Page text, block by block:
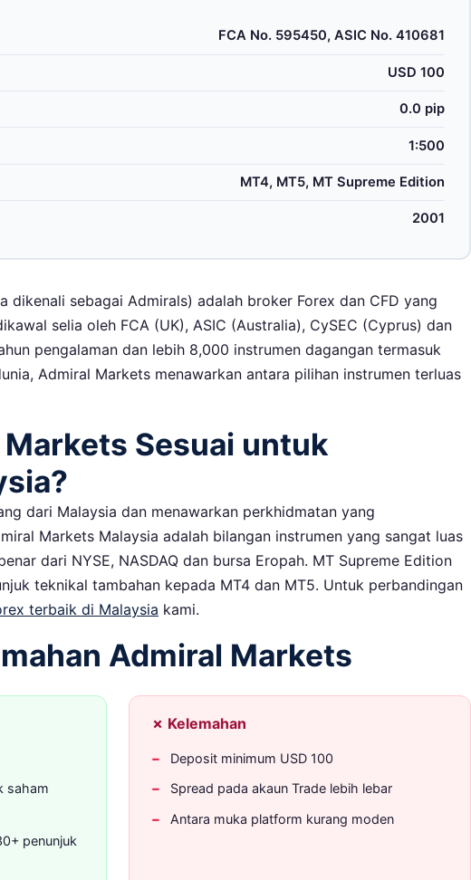
FCA No. 595450, ASIC No. 410681
USD 100
0.0 pip
1:500
MT4, MT5, MT Supreme Edition
2001
dikenali sebagai Admirals) adalah broker Forex dan CFD yang
selia oleh FCA (UK), ASIC (Australia), CySEC (Cyprus) dan
pengalaman dan lebih 8,000 instrumen dagangan termasuk
Admiral Markets menawarkan antara pilihan instrumen terluas
Sesuai untuk
dari Malaysia dan menawarkan perkhidmatan yang
Markets Malaysia adalah bilangan instrumen yang sangat luas
dari NYSE, NASDAQ dan bursa Eropah. MT Supreme Edition
teknikal tambahan kepada MT4 dan MT5. Untuk perbandingan
terbaik di Malaysia kami.
Admiral Markets
saham
penunjuk
✗ Kelemahan
Deposit minimum USD 100
Spread pada akaun Trade lebih lebar
Antara muka platform kurang moden